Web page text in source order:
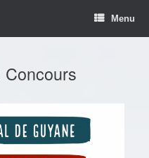
Menu
Concours